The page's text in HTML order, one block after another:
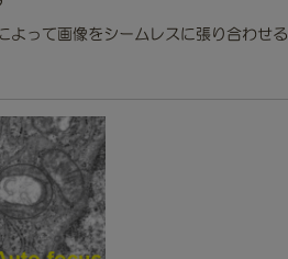
よって画像をシームレスに張り合わせる